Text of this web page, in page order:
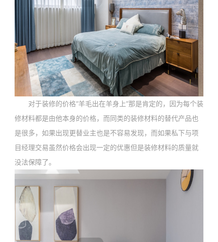
对于装修的价格“羊毛出在羊身上”那是肯定的，因为每个装
修材料都是由他本身的价格，而同类的装修材料的替代产品也
是很多，如果出现更替业主也是不容易发现，而如果私下与项
目经理交易虽然价格会出现一定的优惠但是装修材料的质量就
没法保障了。